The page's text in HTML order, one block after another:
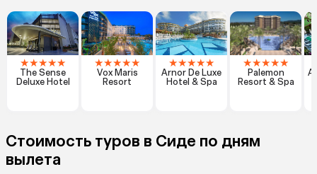
★★★★★
The Sense
Deluxe Hotel
★★★★★
Vox Maris
Resort
★★★★★
Arnor De Luxe
Hotel & Spa
★★★★★
Palemon
Resort & Spa
Стоимость туров в Сиде по дням
вылета